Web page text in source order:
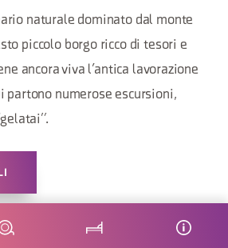
naturale dominato dal monte
piccolo borgo ricco di tesori e
ancora viva l’antica lavorazione
partono numerose escursioni,